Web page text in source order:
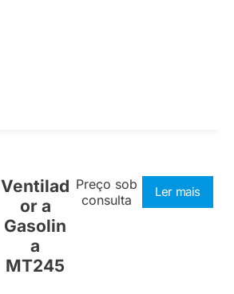
Ventilad
or a
Gasolin
a
MT245
Preço sob
consulta
Ler mais